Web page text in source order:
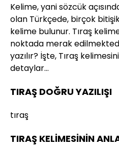
Kelime, yani sözcük
olan Türkçede, birçok
kelime bulunur. Tıraş
noktada merak
yazılır? İşte, Tıraş
detaylar…
TIRAŞ DOĞRU YAZILIŞI
tıraş
TIRAŞ KELİMESİNİN